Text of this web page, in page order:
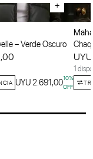
+
– Verde Oscuro
UYU 2.691,0010%
OFF
1